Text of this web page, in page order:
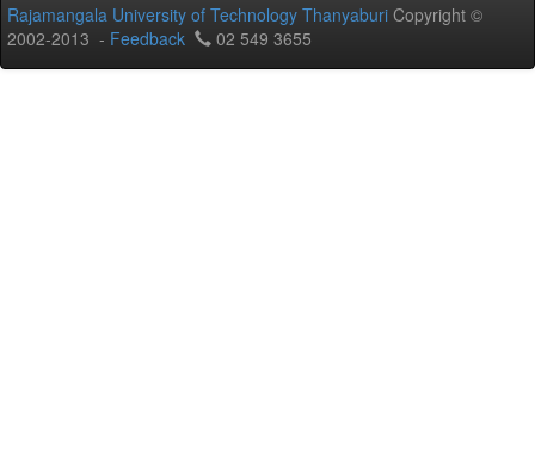
Rajamangala University of Technology Thanyaburi Copyright ©
2002-2013 - Feedback 02 549 3655